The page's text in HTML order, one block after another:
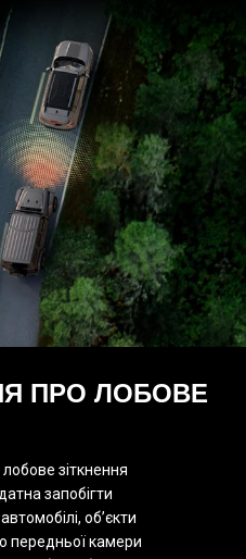
ПРО ЛОБОВЕ
зіткнення
запобігти
об’єкти
передньої камери